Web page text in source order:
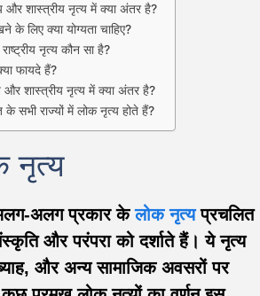
और शास्त्रीय नृत्य में क्या अंतर है?
के लिए क्या योग्यता चाहिए?
नृत्य कौन सा है?
फायदे हैं?
शास्त्रीय नृत्य में क्या अंतर है?
के सभी राज्यों में लोक नृत्य होते हैं?
नृत्य
अलग प्रकार केलोक नृत्यप्रचलित
और परंपरा को दर्शाते हैं। ये नृत्य
ब्याह, और अन्य सामाजिक अवसरों पर